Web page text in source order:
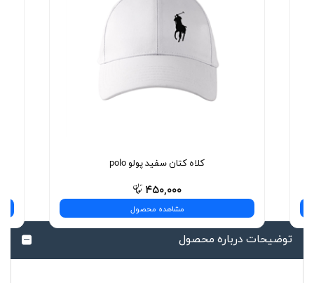
کلاه کتان سفید پولو polo
۴۵۰,۰۰۰
مشاهده محصول
توضیحات درباره محصول